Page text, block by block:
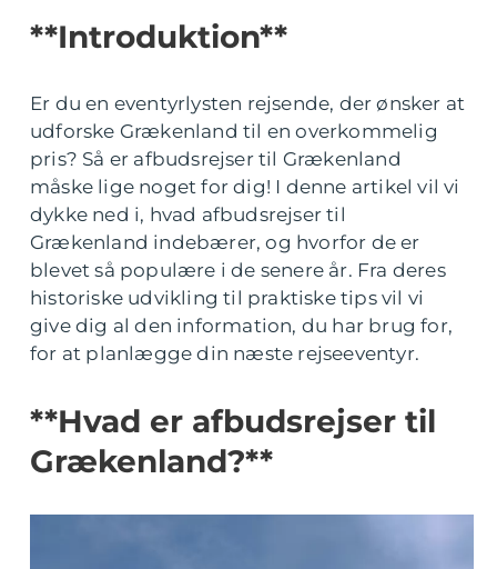
**Introduktion**
Er du en eventyrlysten rejsende, der ønsker at
udforske Grækenland til en overkommelig
pris? Så er afbudsrejser til Grækenland
måske lige noget for dig! I denne artikel vil vi
dykke ned i, hvad afbudsrejser til
Grækenland indebærer, og hvorfor de er
blevet så populære i de senere år. Fra deres
historiske udvikling til praktiske tips vil vi
give dig al den information, du har brug for,
for at planlægge din næste rejseeventyr.
**Hvad er afbudsrejser til
Grækenland?**